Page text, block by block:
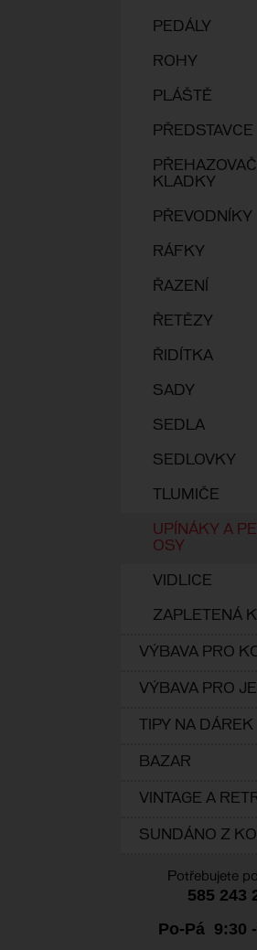
PEDÁLY
ROHY
PLÁŠTĚ
PŘEDSTAVCE
KLADKY
PŘEVODNÍKY
RÁFKY
ŘAZENÍ
ŘETĚZY
ŘIDÍTKA
SADY
SEDLA
SEDLOVKY
TLUMIČE
UPÍNÁKY A
OSY
VIDLICE
ZAPLETENÁ
VÝBAVA PRO
VÝBAVA PRO
TIPY NA DÁREK
BAZAR
VINTAGE A
SUNDÁNO Z
Potřebujete
585 243
Po-Pá 9:30